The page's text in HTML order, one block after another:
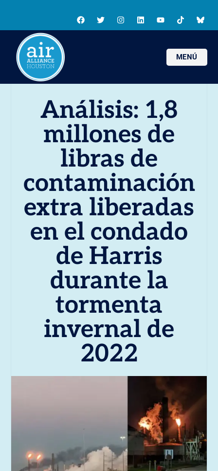
MENÚ
Análisis: 1,8
millones de
libras de
contaminación
extra liberadas
en el condado
de Harris
durante la
tormenta
invernal de
2022